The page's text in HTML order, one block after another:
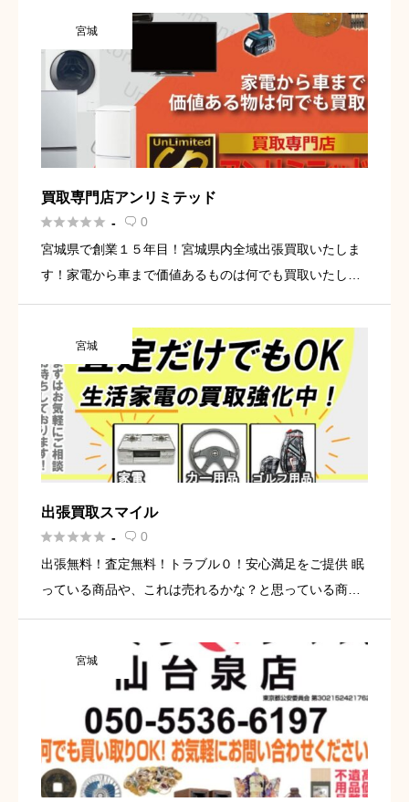
ョップには全て持ち込めない不用品がある ・不用品を処
分しようと […]
宮城
買取専門店アンリミテッド
 -  0
宮城県で創業１５年目！宮城県内全域出張買取いたしま
す！家電から車まで価値あるものは何でも買取いたしま
も対応しておりますので是非、買取専門店アンリミテッ
ドにおまかせください […]
宮城
出張買取スマイル
 -  0
出張無料！査定無料！トラブル０！安心満足をご提供 眠
っている商品や、これは売れるかな？と思っている商品
買取することも可能です。 捨てる前にまずはお電話くだ
さい！ 迅速に […]
宮城